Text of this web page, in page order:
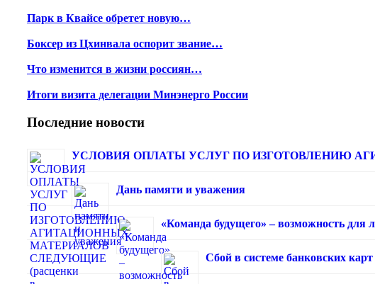
Парк в Квайсе обретет новую…
Боксер из Цхинвала оспорит звание…
Что изменится в жизни россиян…
Итоги визита делегации Минэнерго России
Последние новости
УСЛОВИЯ ОПЛАТЫ УСЛУГ ПО ИЗГОТОВЛЕНИЮ
Дань памяти и уважения
«Команда будущего» – возможность для
Сбой в системе банковских